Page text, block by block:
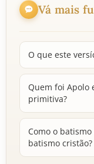
Vá mais
O que este
Quem foi Apolo
primitiva?
Como o
batismo cristão?